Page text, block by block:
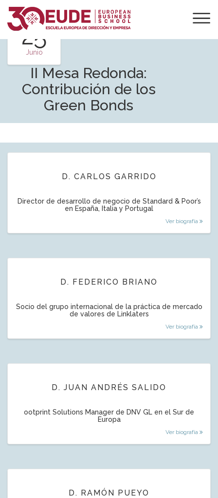
25
Junio
II Mesa Redonda:
Contribución de los
Green Bonds
D. CARLOS GARRIDO
Director de desarrollo de negocio de Standard & Poor’s
en España, Italia y Portugal
Ver biografía
D. FEDERICO BRIANO
Socio del grupo internacional de la práctica de mercado
de valores de Linklaters
Ver biografía
D. JUAN ANDRÉS SALIDO
ootprint Solutions Manager de DNV GL en el Sur de
Europa
Ver biografía
D. RAMÓN PUEYO